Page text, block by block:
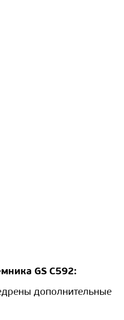
GS C592:
дополнительные